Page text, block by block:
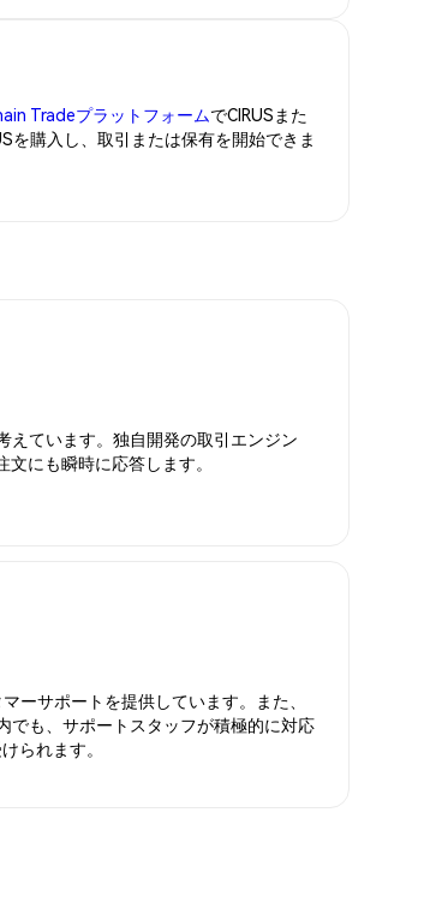
TradeプラットフォームでCIRUSまた
を購入し、取引または保有を開始できま
えています。独自開発の取引エンジン
にも瞬時に応答します。
ーサポートを提供しています。また、
でも、サポートスタッフが積極的に対応
られます。